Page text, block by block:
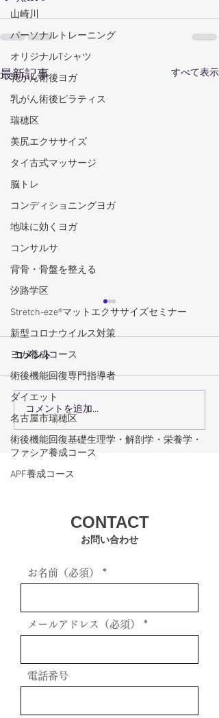
山崎川
パーソナルトレーニング
オリジナルTシャツ
乳がん術後ヨガ
乳がん術後ピラティス
瑞穂区
美尻エクササイズ
タイ古式マッサージ
脳トレ
コンディショニングヨガ
地味に効くヨガ
コンサルサ
背骨・骨盤を整える
汐路学区
Stretch-eze®マットエクササイズセミナー
新型コロナウイルス対策
ヨガ養成コース
術後機能回復専門指導者
ダイエット
名古屋市瑞穂区
術後機能回復基礎生理学・解剖学・栄養学・
ファシア養成コース
APF養成コース
最新記事 すべて表示
３月３０日（土）・３１
日（日）の予定
コメント
コメントを追加…
お問い合わせ
CONTACT
お名前（必須）
メールアドレス（必須）
電話番号